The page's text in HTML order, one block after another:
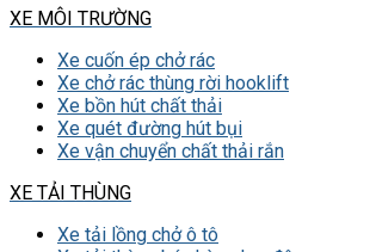
XE MÔI TRƯỜNG
Xe cuốn ép chở rác
Xe chở rác thùng rời hooklift
Xe bồn hút chất thải
Xe quét đường hút bụi
Xe vận chuyển chất thải rắn
XE TẢI THÙNG
Xe tải lồng chở ô tô